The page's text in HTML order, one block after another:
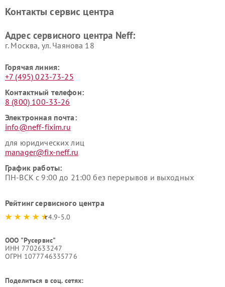
Контакты сервис центра
Адрес сервисного центра Neff:
г. Москва, ул. Чаянова 18
Горячая линия:
+7 (495) 023-73-25
Контактный телефон:
8 (800) 100-33-26
Электронная почта:
info@neff-fixim.ru
для юридических лиц
manager@fix-neff.ru
График работы:
ПН-ВСК с 9:00 до 21:00 без перерывов и выходных
Рейтинг сервисного центра
4.9-5.0
ООО "Русервис"
ИНН 7702633247
ОГРН 1077746335776
Поделиться в соц. сетях: